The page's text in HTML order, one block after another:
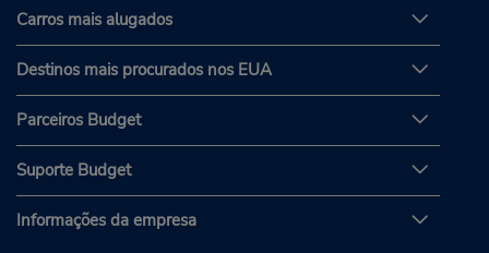
Carros mais alugados
Destinos mais procurados nos EUA
Parceiros Budget
Suporte Budget
Informações da empresa